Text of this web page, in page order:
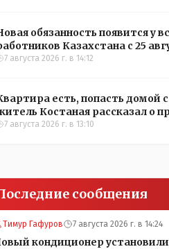
обязанность появится у
Казахстана с 25
7 августа 2026 г. в 14:12
есть, попасть домой
Костаная рассказал о
7 августа 2026 г. в 13:10
сообщения
Тимур Гафуров 7 августа 2026 г. в 14:24
кондиционер установили